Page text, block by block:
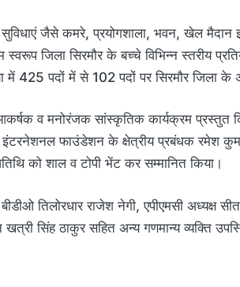
जैसे कमरे, प्रयोगशाला, भवन, खेल मैदान
स्वरूप जिला सिरमौर के बच्चे विभिन्न स्तरीय
में 425 पदों में से 102 पदों पर सिरमौर जिला के
आकर्षक व मनोरंजक सांस्कृतिक कार्यक्रम प्रस्तुत
इंटरनेशनल फाउंडेशन के क्षेत्रीय प्रबंधक रमेश
को शाल व टोपी भेंट कर सम्मानित किया।
तिलोरधार राजेश नेगी, एपीएमसी अध्यक्ष
सिंह ठाकुर सहित अन्य गणमान्य व्यक्ति